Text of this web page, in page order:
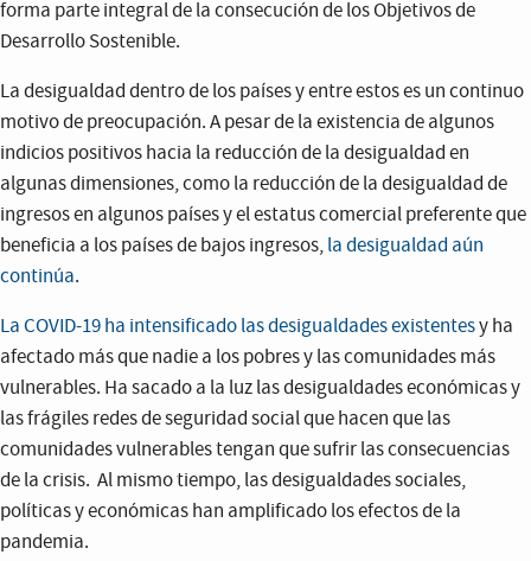
forma parte integral de la consecución de los Objetivos de
Desarrollo Sostenible.
La desigualdad dentro de los países y entre estos es un continuo
motivo de preocupación. A pesar de la existencia de algunos
indicios positivos hacia la reducción de la desigualdad en
algunas dimensiones, como la reducción de la desigualdad de
ingresos en algunos países y el estatus comercial preferente que
beneficia a los países de bajos ingresos,la desigualdad aún
continúa.
La COVID-19 ha intensificado las desigualdades existentesy ha
afectado más que nadie a los pobres y las comunidades más
vulnerables. Ha sacado a la luz las desigualdades económicas y
las frágiles redes de seguridad social que hacen que las
comunidades vulnerables tengan que sufrir las consecuencias
de la crisis. Al mismo tiempo, las desigualdades sociales,
políticas y económicas han amplificado los efectos de la
pandemia.